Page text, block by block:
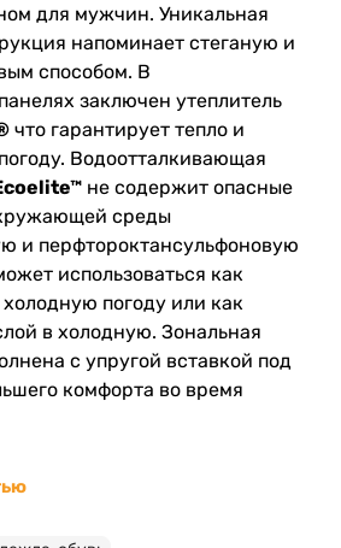
для мужчин. Уникальная
напоминает стеганую и
способом. В
заключен утеплитель
что гарантирует тепло и
Водоотталкивающая
не содержит опасные
среды
и перфтороктансульфоновую
использоваться как
погоду или как
в холодную. Зональная
с упругой вставкой под
комфорта во время